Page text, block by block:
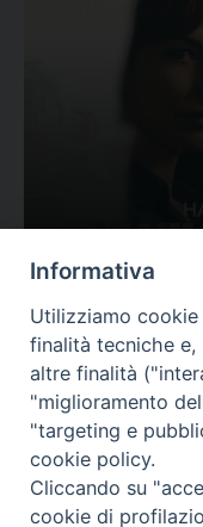
Valutazione
Complesso,
Tematica: Amore-
Informativa
Utilizziamo
finalità tecniche
altre finalità
"miglioramento
"targeting e
cookie policy.
Cliccando su
cookie di